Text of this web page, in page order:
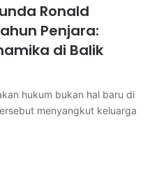
Ronald
Penjara:
di Balik
hukum bukan hal baru di
menyangkut keluarga